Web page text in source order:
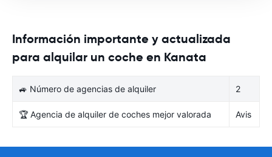
Información importante y actualizada
para alquilar un coche en Kanata
🚙 Número de agencias de alquiler 2
🏆 Agencia de alquiler de coches mejor valorada Avis